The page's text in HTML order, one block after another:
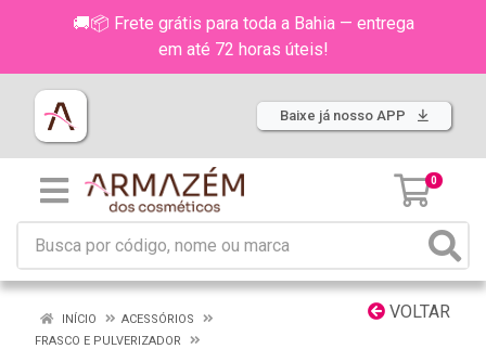
🚚📦 Frete grátis para toda a Bahia — entrega
em até 72 horas úteis!
Baixe já nosso APP
0
VOLTAR
INÍCIO
ACESSÓRIOS
FRASCO E PULVERIZADOR